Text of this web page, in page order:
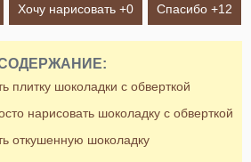
Хочу нарисовать +0 Спасибо +12
плитку шоколадки с обверткой
нарисовать шоколадку с обверткой
откушенную шоколадку